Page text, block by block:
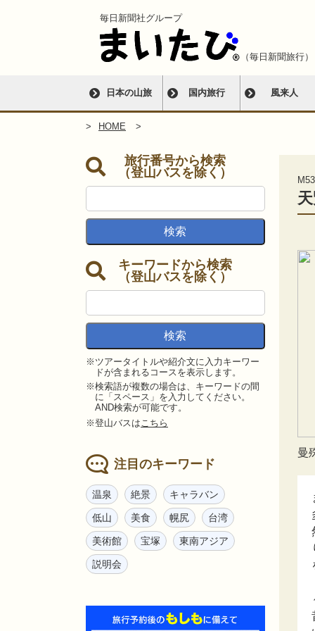
毎日新聞社グループ
（毎日新聞旅行）
日本の山旅 国内旅行 風来人
HOME
旅行番号から検索
（登山バスを除く）
キーワードから検索
（登山バスを除く）
※ツアータイトルや紹介文に入力キーワー
ドが含まれるコースを表示します。
※検索語が複数の場合は、キーワードの間
に「スペース」を入力してください。
AND検索が可能です。
※登山バスは こちら
注目のキーワード
温泉 絶景 キャラバン
低山 美食 幌尻 台湾
美術館 宝塚 東南アジア
説明会
曼